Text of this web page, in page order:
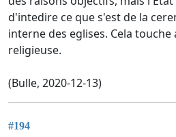
d'intedire ce que s'est de la
interne des eglises. Cela
religieuse.
(Bulle, 2020-12-13)
#194